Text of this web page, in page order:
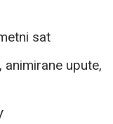
sat
animirane upute,